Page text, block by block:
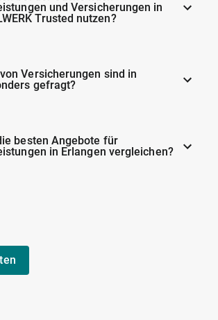
und Versicherungen in
Trusted nutzen?
Versicherungen sind in
gefragt?
besten Angebote für
in Erlangen vergleichen?